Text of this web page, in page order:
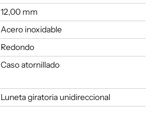
12,00 mm
Acero inoxidable
Redondo
Caso atornillado
Luneta giratoria unidireccional